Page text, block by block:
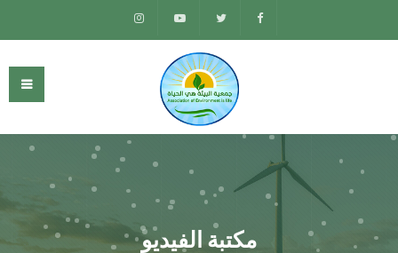
مكتبة الفيديو